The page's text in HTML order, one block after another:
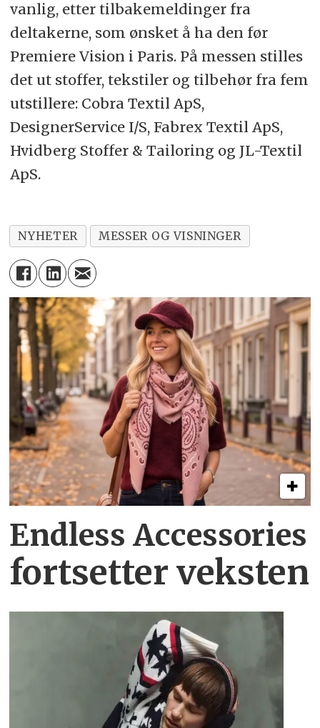
vanlig, etter tilbakemeldinger fra
deltakerne, som ønsket å ha den før
Premiere Vision i Paris. På messen stilles
det ut stoffer, tekstiler og tilbehør fra fem
utstillere: Cobra Textil ApS,
DesignerService I/S, Fabrex Textil ApS,
Hvidberg Stoffer & Tailoring og JL-Textil
ApS.
NYHETER MESSER OG VISNINGER
Endless Accessories
fortsetter veksten